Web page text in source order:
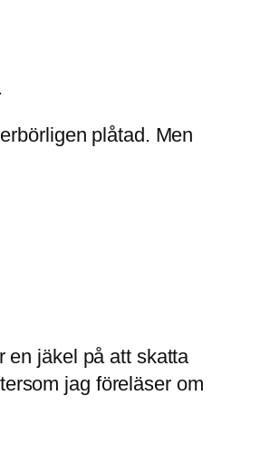
plåtad. Men
en jäkel på att skatta
jag föreläser om